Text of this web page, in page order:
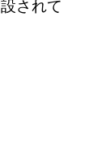
されて